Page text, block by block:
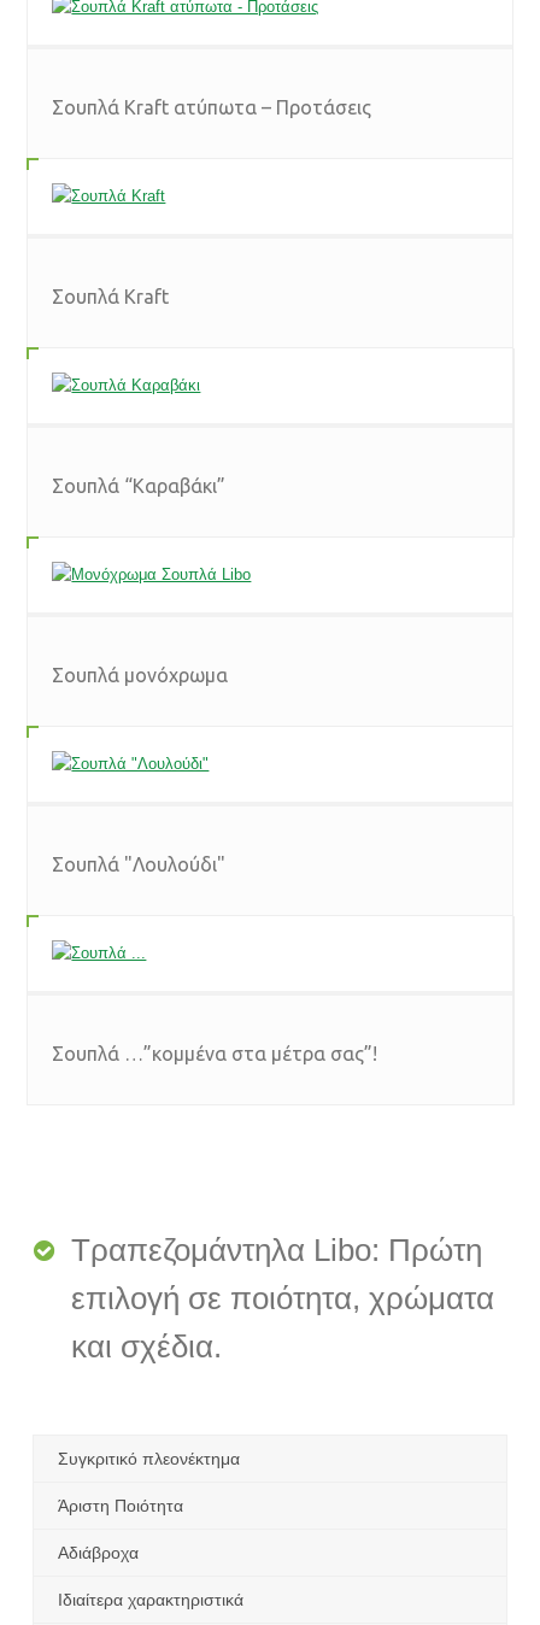
Σουπλά Kraft ατύπωτα – Προτάσεις
Σουπλά Kraft
Σουπλά “Καραβάκι”
Σουπλά μονόχρωμα
Σουπλά "Λουλούδι"
Σουπλά …”κομμένα στα μέτρα σας”!
Τραπεζομάντηλα Libo: Πρώτη
επιλογή σε ποιότητα, χρώματα
και σχέδια.
Συγκριτικό πλεονέκτημα
Άριστη Ποιότητα
Αδιάβροχα
Ιδιαίτερα χαρακτηριστικά